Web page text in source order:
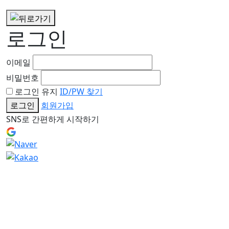
로그인
이메일
비밀번호
로그인 유지 ID/PW 찾기
로그인
회원가입
SNS로 간편하게 시작하기